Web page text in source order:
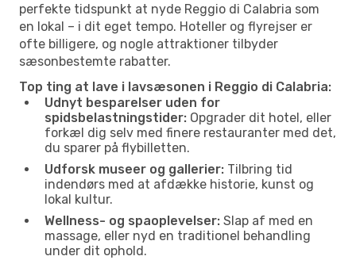
perfekte tidspunkt at nyde Reggio di Calabria som
en lokal – i dit eget tempo. Hoteller og flyrejser er
ofte billigere, og nogle attraktioner tilbyder
sæsonbestemte rabatter.
Top ting at lave i lavsæsonen i Reggio di Calabria:
Udnyt besparelser uden for
spidsbelastningstider: Opgrader dit hotel, eller
forkæl dig selv med finere restauranter med det,
du sparer på flybilletten.
Udforsk museer og gallerier: Tilbring tid
indendørs med at afdække historie, kunst og
lokal kultur.
Wellness- og spaoplevelser: Slap af med en
massage, eller nyd en traditionel behandling
under dit ophold.